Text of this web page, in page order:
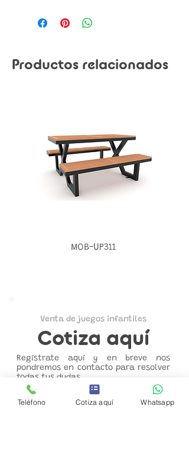
Productos relacionados
MOB-UP311
Venta de juegos infantiles
Cotiza aquí
Regístrate aquí y en breve nos
pondremos en contacto para resolver
todas tus dudas.
Teléfono Cotiza aquí Whatsapp